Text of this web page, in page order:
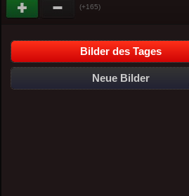
(+165)
Bilder des Tages
Neue Bilder